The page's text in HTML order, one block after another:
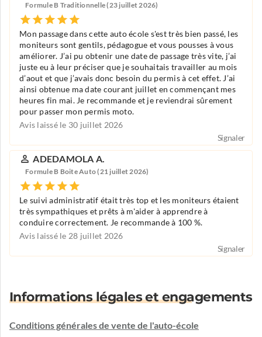
Formule B Traditionnelle (23 juillet 2026)
Mon passage dans cette auto école s'est très bien passé, les
moniteurs sont gentils, pédagogue et vous pousses à vous
améliorer. J’ai pu obtenir une date de passage très vite, j’ai
juste eu à leur préciser que je souhaitais travailler au mois
d’aout et que j’avais donc besoin du permis à cet effet. J’ai
ainsi obtenue ma date courant juillet en commençant mes
heures fin mai. Je recommande et je reviendrai sûrement
pour passer mon permis moto.
Avis laissé le 30 juillet 2026
Signaler
ADEDAMOLA A.
Formule B Boite Auto (21 juillet 2026)
Le suivi administratif était très top et les moniteurs étaient
très sympathiques et prêts à m'aider à apprendre à
conduire correctement. Je recommande à 100 %.
Avis laissé le 28 juillet 2026
Signaler
Informations légales et engagements
Conditions générales de vente de l'auto-école